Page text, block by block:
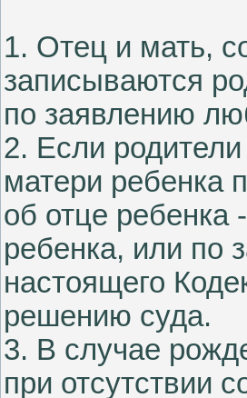
1. Отец и мать,
записываются
по заявлению
2. Если
матери ребенка
об отце ребенка
ребенка, или по
настоящего
решению суда.
3. В случае
при отсутствии